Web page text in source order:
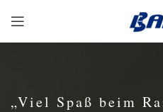
„Viel Spaß beim